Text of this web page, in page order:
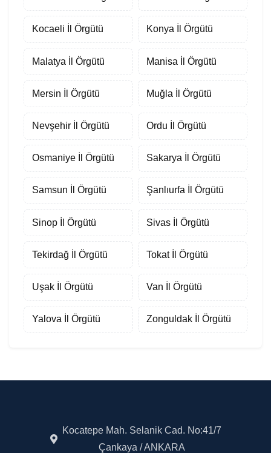
Kocaeli İl Örgütü Konya İl Örgütü
Malatya İl Örgütü Manisa İl Örgütü
Mersin İl Örgütü Muğla İl Örgütü
Nevşehir İl Örgütü Ordu İl Örgütü
Osmaniye İl Örgütü Sakarya İl Örgütü
Samsun İl Örgütü Şanlıurfa İl Örgütü
Sinop İl Örgütü Sivas İl Örgütü
Tekirdağ İl Örgütü Tokat İl Örgütü
Uşak İl Örgütü Van İl Örgütü
Yalova İl Örgütü Zonguldak İl Örgütü
Kocatepe Mah. Selanik Cad. No:41/7
Çankaya / ANKARA